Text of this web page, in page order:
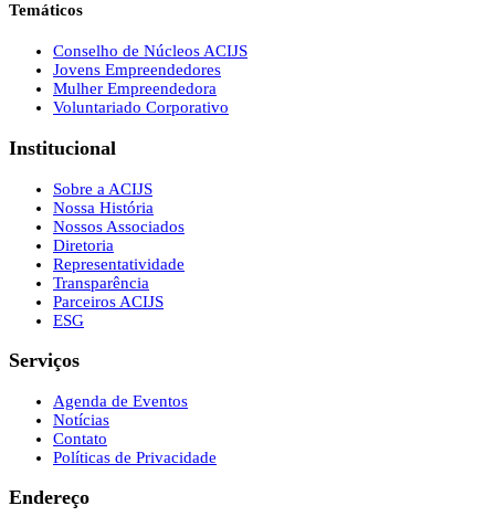
Temáticos
Conselho de Núcleos ACIJS
Jovens Empreendedores
Mulher Empreendedora
Voluntariado Corporativo
Institucional
Sobre a ACIJS
Nossa História
Nossos Associados
Diretoria
Representatividade
Transparência
Parceiros ACIJS
ESG
Serviços
Agenda de Eventos
Notícias
Contato
Políticas de Privacidade
Endereço